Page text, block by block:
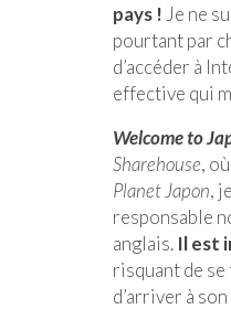
pays ! Je ne
pourtant par
d’accéder à
effective qui
Welcome to
Sharehouse,
Planet Japon,
responsable
anglais. Il est
risquant de
d’arriver à